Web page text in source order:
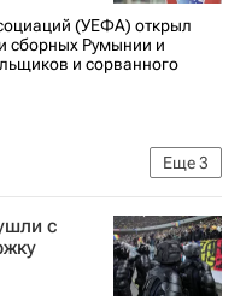
(УЕФА) открыл
сборных Румынии и
и сорванного
Еще3
Наций
с